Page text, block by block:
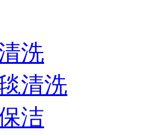
洗
清洗
洁